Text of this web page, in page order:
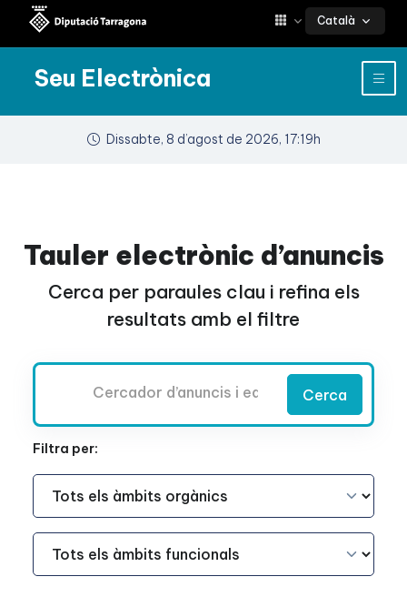
Català
Seu Electrònica
Dissabte, 8 d’agost de 2026, 17:19h
Tauler electrònic d’anuncis
Cerca per paraules clau i refina els
resultats amb el filtre
Cerca
Filtra per:
Àmbit Funcional
Àmbit Funcional